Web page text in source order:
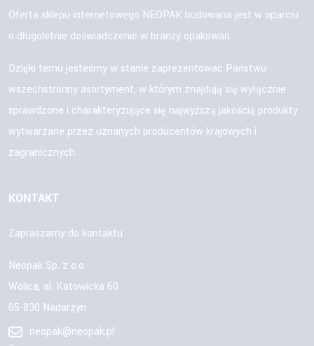
Oferta sklepu internetowego NEOPAK budowana jest w oparciu
o długoletnie doświadczenie w branży opakowań.
Dzięki temu jesteśmy w stanie zaprezentować Państwu
wszechstronny asortyment, w którym znajdują się wyłącznie
sprawdzone i charakteryzujące się najwyższą jakością produkty
wytwarzane przez uznanych producentów krajowych i
zagranicznych.
KONTAKT
Zapraszamy do kontaktu
Neopak Sp. z o.o.
Wolica, al. Katowicka 60
05-830 Nadarzyn
neopak@neopak.pl